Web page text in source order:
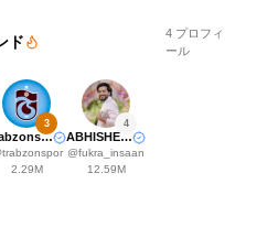
ド 4 プロフィ
ール
3
Trabzonspor
trabzonspor
2.29M
4
ABHISHEK MALHAN
@fukra_insaan
12.59M